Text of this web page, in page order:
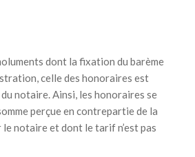
dont la fixation du barème
celle des honoraires est
notaire. Ainsi, les honoraires se
perçue en contrepartie de la
notaire et dont le tarif n’est pas